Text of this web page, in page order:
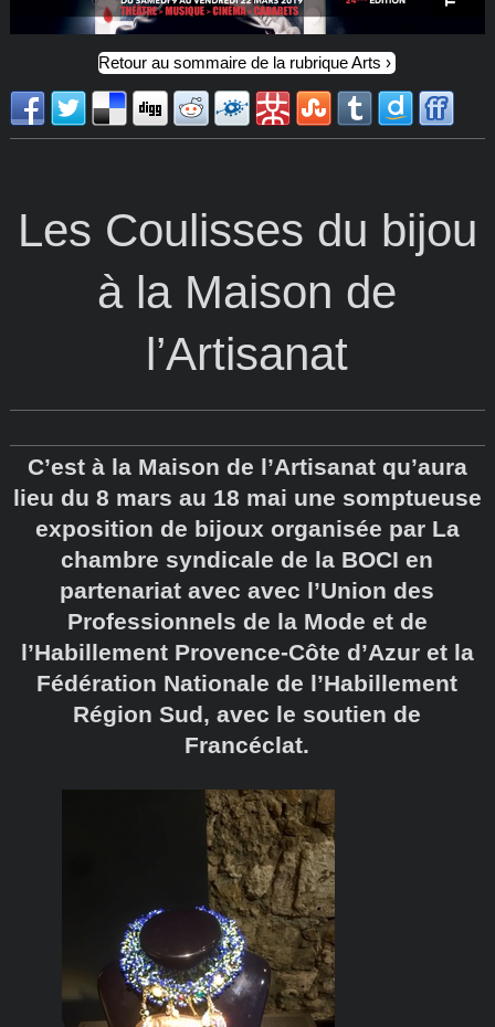
Retour au sommaire de la rubrique Arts
Les Coulisses du bijou
à la Maison de
l’Artisanat
C’est à la Maison de l’Artisanat qu’aura
lieu du 8 mars au 18 mai une somptueuse
exposition de bijoux organisée par La
chambre syndicale de la BOCI en
partenariat avec avec l’Union des
Professionnels de la Mode et de
l’Habillement Provence-Côte d’Azur et la
Fédération Nationale de l’Habillement
Région Sud, avec le soutien de
Francéclat.